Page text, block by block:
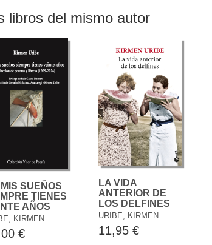
libros del mismo autor
SUEÑOS
TIENES
AÑOS
KIRMEN
€
LA VIDA
ANTERIOR DE
LOS DELFINES
URIBE, KIRMEN
11,95 €